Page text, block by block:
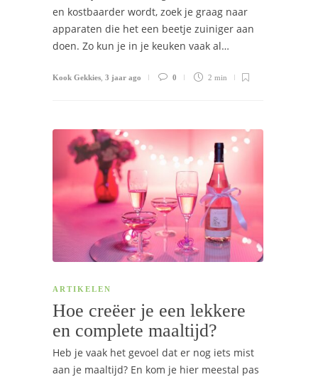
en kostbaarder wordt, zoek je graag naar
apparaten die het een beetje zuiniger aan
doen. Zo kun je in je keuken vaak al…
Kook Gekkies 3 jaar ago 0 2 min
ARTIKELEN
Hoe creëer je een lekkere
en complete maaltijd?
Heb je vaak het gevoel dat er nog iets mist
aan je maaltijd? En kom je hier meestal pas